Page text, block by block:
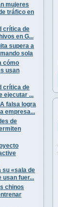
mujeres
tráfico en
crítica de
en G...
supera a
sola
cómo
usan
crítica de
ejecutar ...
falsa logra
empresa...
de
su «sala de
usan fuer...
chinos